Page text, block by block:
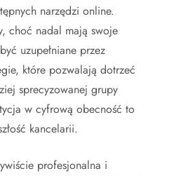
narzędzi online.
choć nadal mają swoje
uzupełniane przez
które pozwalają dotrzeć
sprecyzowanej grupy
w cyfrową obecność to
kancelarii.
profesjonalna i